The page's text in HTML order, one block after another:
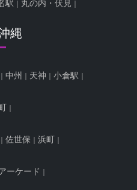
駅 丸の内・伏見
縄
中州 天神 小倉駅
佐世保 浜町
ーケード